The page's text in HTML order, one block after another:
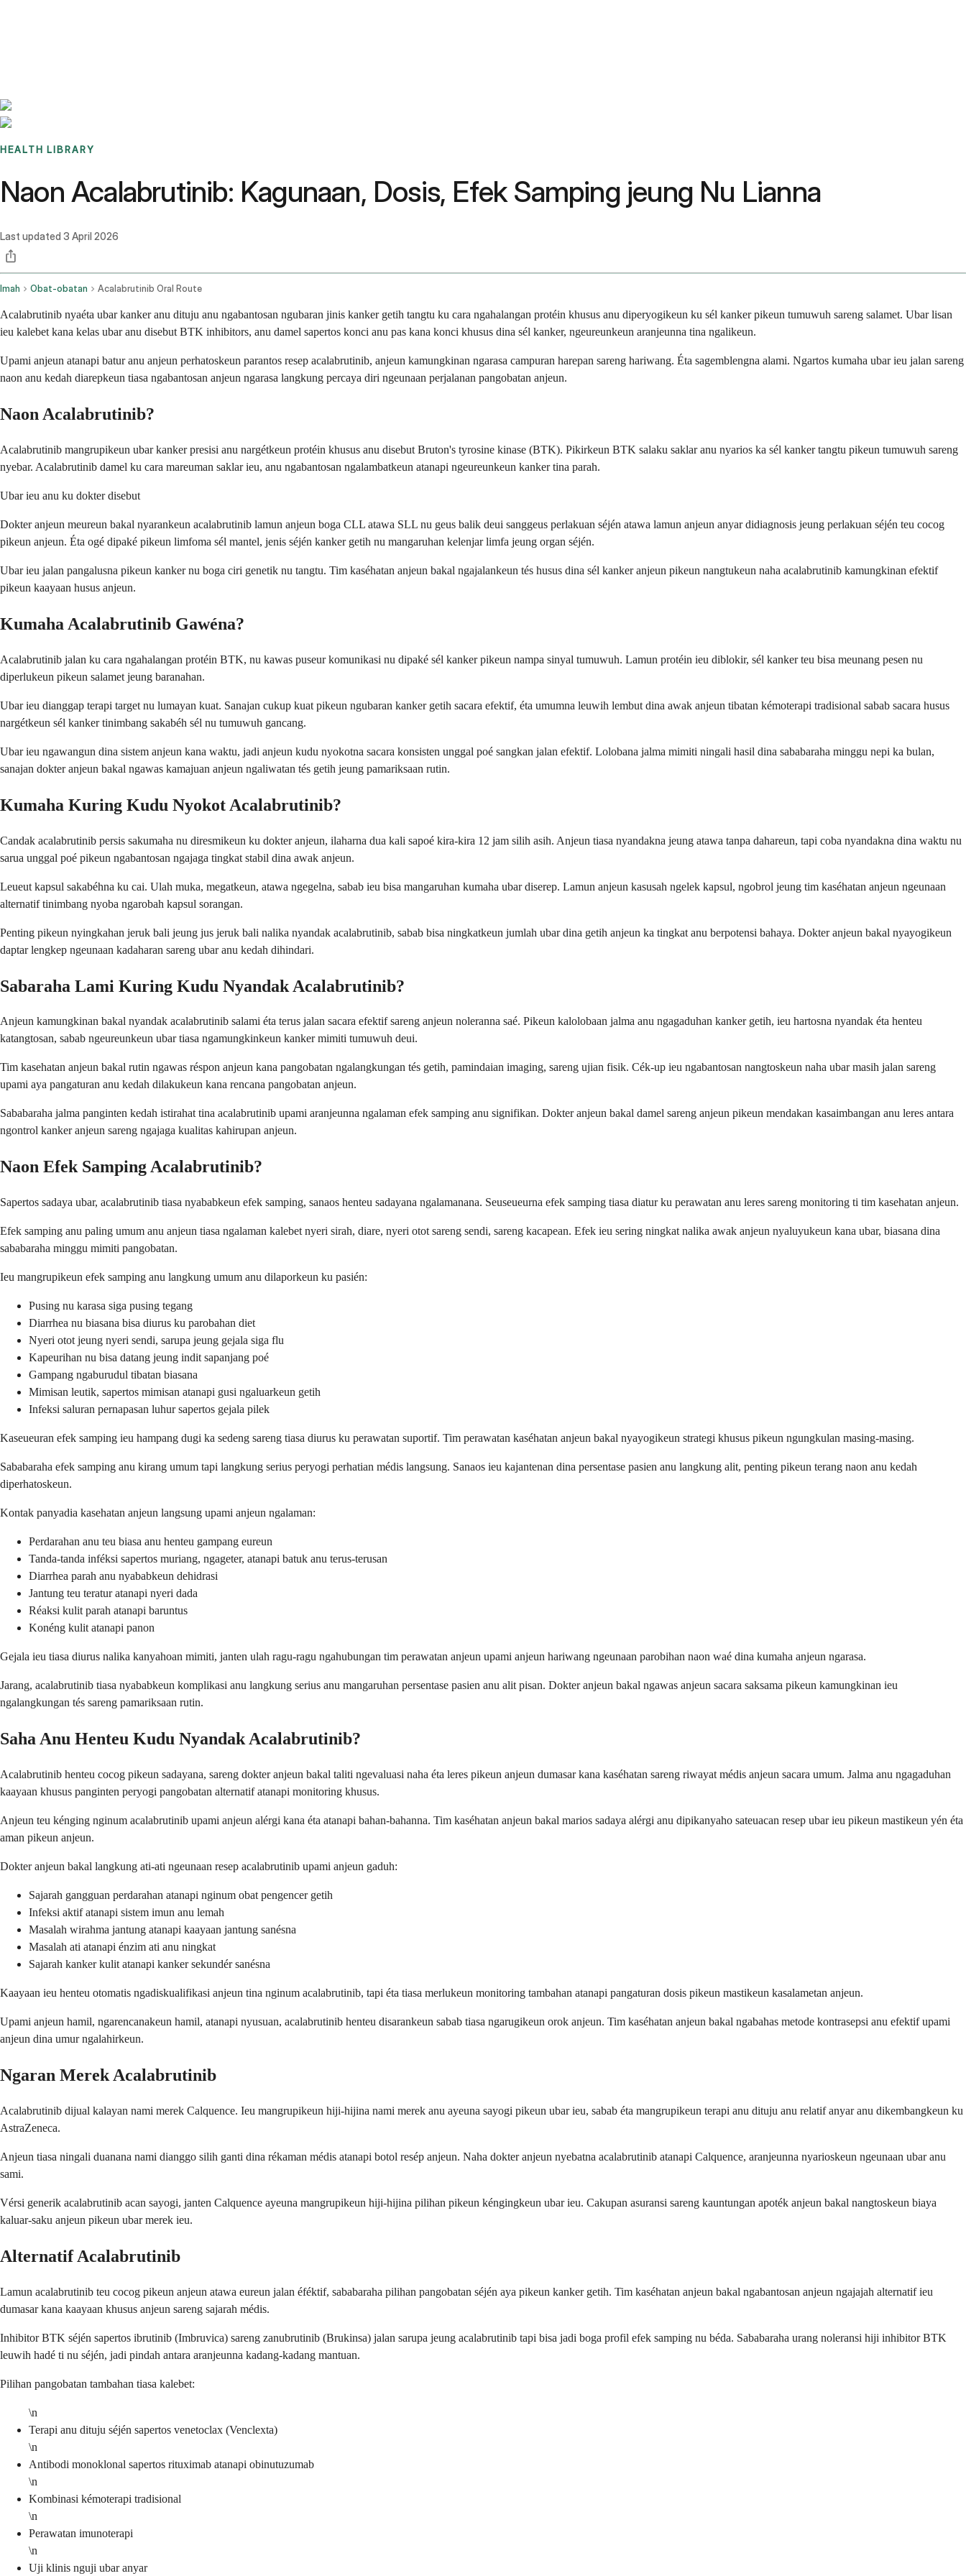
HEALTH LIBRARY
Naon Acalabrutinib: Kagunaan, Dosis, Efek Samping jeung Nu Lianna
Last updated 3 April 2026
Imah Obat-obatan Acalabrutinib Oral Route
Acalabrutinib nyaéta ubar kanker anu dituju anu ngabantosan ngubaran jinis kanker getih tangtu ku cara ngahalangan protéin khusus anu diperyogikeun ku sél kanker pikeun tumuwuh sareng salamet. Ubar lisan
ieu kalebet kana kelas ubar anu disebut BTK inhibitors, anu damel sapertos konci anu pas kana konci khusus dina sél kanker, ngeureunkeun aranjeunna tina ngalikeun.
Upami anjeun atanapi batur anu anjeun perhatoskeun parantos resep acalabrutinib, anjeun kamungkinan ngarasa campuran harepan sareng hariwang. Éta sagemblengna alami. Ngartos kumaha ubar ieu jalan sareng
naon anu kedah diarepkeun tiasa ngabantosan anjeun ngarasa langkung percaya diri ngeunaan perjalanan pangobatan anjeun.
Naon Acalabrutinib?
Acalabrutinib mangrupikeun ubar kanker presisi anu nargétkeun protéin khusus anu disebut Bruton's tyrosine kinase (BTK). Pikirkeun BTK salaku saklar anu nyarios ka sél kanker tangtu pikeun tumuwuh sareng
nyebar. Acalabrutinib damel ku cara mareuman saklar ieu, anu ngabantosan ngalambatkeun atanapi ngeureunkeun kanker tina parah.
Ubar ieu anu ku dokter disebut
Dokter anjeun meureun bakal nyarankeun acalabrutinib lamun anjeun boga CLL atawa SLL nu geus balik deui sanggeus perlakuan séjén atawa lamun anjeun anyar didiagnosis jeung perlakuan séjén teu cocog
pikeun anjeun. Éta ogé dipaké pikeun limfoma sél mantel, jenis séjén kanker getih nu mangaruhan kelenjar limfa jeung organ séjén.
Ubar ieu jalan pangalusna pikeun kanker nu boga ciri genetik nu tangtu. Tim kaséhatan anjeun bakal ngajalankeun tés husus dina sél kanker anjeun pikeun nangtukeun naha acalabrutinib kamungkinan efektif
pikeun kaayaan husus anjeun.
Kumaha Acalabrutinib Gawéna?
Acalabrutinib jalan ku cara ngahalangan protéin BTK, nu kawas puseur komunikasi nu dipaké sél kanker pikeun nampa sinyal tumuwuh. Lamun protéin ieu diblokir, sél kanker teu bisa meunang pesen nu
diperlukeun pikeun salamet jeung baranahan.
Ubar ieu dianggap terapi target nu lumayan kuat. Sanajan cukup kuat pikeun ngubaran kanker getih sacara efektif, éta umumna leuwih lembut dina awak anjeun tibatan kémoterapi tradisional sabab sacara husus
nargétkeun sél kanker tinimbang sakabéh sél nu tumuwuh gancang.
Ubar ieu ngawangun dina sistem anjeun kana waktu, jadi anjeun kudu nyokotna sacara konsisten unggal poé sangkan jalan efektif. Lolobana jalma mimiti ningali hasil dina sababaraha minggu nepi ka bulan,
sanajan dokter anjeun bakal ngawas kamajuan anjeun ngaliwatan tés getih jeung pamariksaan rutin.
Kumaha Kuring Kudu Nyokot Acalabrutinib?
Candak acalabrutinib persis sakumaha nu diresmikeun ku dokter anjeun, ilaharna dua kali sapoé kira-kira 12 jam silih asih. Anjeun tiasa nyandakna jeung atawa tanpa dahareun, tapi coba nyandakna dina waktu nu
sarua unggal poé pikeun ngabantosan ngajaga tingkat stabil dina awak anjeun.
Leueut kapsul sakabéhna ku cai. Ulah muka, megatkeun, atawa ngegelna, sabab ieu bisa mangaruhan kumaha ubar diserep. Lamun anjeun kasusah ngelek kapsul, ngobrol jeung tim kaséhatan anjeun ngeunaan
alternatif tinimbang nyoba ngarobah kapsul sorangan.
Penting pikeun nyingkahan jeruk bali jeung jus jeruk bali nalika nyandak acalabrutinib, sabab bisa ningkatkeun jumlah ubar dina getih anjeun ka tingkat anu berpotensi bahaya. Dokter anjeun bakal nyayogikeun
daptar lengkep ngeunaan kadaharan sareng ubar anu kedah dihindari.
Sabaraha Lami Kuring Kudu Nyandak Acalabrutinib?
Anjeun kamungkinan bakal nyandak acalabrutinib salami éta terus jalan sacara efektif sareng anjeun noleranna saé. Pikeun kalolobaan jalma anu ngagaduhan kanker getih, ieu hartosna nyandak éta henteu
katangtosan, sabab ngeureunkeun ubar tiasa ngamungkinkeun kanker mimiti tumuwuh deui.
Tim kasehatan anjeun bakal rutin ngawas réspon anjeun kana pangobatan ngalangkungan tés getih, pamindaian imaging, sareng ujian fisik. Cék-up ieu ngabantosan nangtoskeun naha ubar masih jalan sareng
upami aya pangaturan anu kedah dilakukeun kana rencana pangobatan anjeun.
Sababaraha jalma panginten kedah istirahat tina acalabrutinib upami aranjeunna ngalaman efek samping anu signifikan. Dokter anjeun bakal damel sareng anjeun pikeun mendakan kasaimbangan anu leres antara
ngontrol kanker anjeun sareng ngajaga kualitas kahirupan anjeun.
Naon Efek Samping Acalabrutinib?
Sapertos sadaya ubar, acalabrutinib tiasa nyababkeun efek samping, sanaos henteu sadayana ngalamanana. Seuseueurna efek samping tiasa diatur ku perawatan anu leres sareng monitoring ti tim kasehatan anjeun.
Efek samping anu paling umum anu anjeun tiasa ngalaman kalebet nyeri sirah, diare, nyeri otot sareng sendi, sareng kacapean. Efek ieu sering ningkat nalika awak anjeun nyaluyukeun kana ubar, biasana dina
sababaraha minggu mimiti pangobatan.
Ieu mangrupikeun efek samping anu langkung umum anu dilaporkeun ku pasién:
Pusing nu karasa siga pusing tegang
Diarrhea nu biasana bisa diurus ku parobahan diet
Nyeri otot jeung nyeri sendi, sarupa jeung gejala siga flu
Kapeurihan nu bisa datang jeung indit sapanjang poé
Gampang ngaburudul tibatan biasana
Mimisan leutik, sapertos mimisan atanapi gusi ngaluarkeun getih
Infeksi saluran pernapasan luhur sapertos gejala pilek
Kaseueuran efek samping ieu hampang dugi ka sedeng sareng tiasa diurus ku perawatan suportif. Tim perawatan kaséhatan anjeun bakal nyayogikeun strategi khusus pikeun ngungkulan masing-masing.
Sababaraha efek samping anu kirang umum tapi langkung serius peryogi perhatian médis langsung. Sanaos ieu kajantenan dina persentase pasien anu langkung alit, penting pikeun terang naon anu kedah
diperhatoskeun.
Kontak panyadia kasehatan anjeun langsung upami anjeun ngalaman:
Perdarahan anu teu biasa anu henteu gampang eureun
Tanda-tanda inféksi sapertos muriang, ngageter, atanapi batuk anu terus-terusan
Diarrhea parah anu nyababkeun dehidrasi
Jantung teu teratur atanapi nyeri dada
Réaksi kulit parah atanapi baruntus
Konéng kulit atanapi panon
Gejala ieu tiasa diurus nalika kanyahoan mimiti, janten ulah ragu-ragu ngahubungan tim perawatan anjeun upami anjeun hariwang ngeunaan parobihan naon waé dina kumaha anjeun ngarasa.
Jarang, acalabrutinib tiasa nyababkeun komplikasi anu langkung serius anu mangaruhan persentase pasien anu alit pisan. Dokter anjeun bakal ngawas anjeun sacara saksama pikeun kamungkinan ieu
ngalangkungan tés sareng pamariksaan rutin.
Saha Anu Henteu Kudu Nyandak Acalabrutinib?
Acalabrutinib henteu cocog pikeun sadayana, sareng dokter anjeun bakal taliti ngevaluasi naha éta leres pikeun anjeun dumasar kana kaséhatan sareng riwayat médis anjeun sacara umum. Jalma anu ngagaduhan
kaayaan khusus panginten peryogi pangobatan alternatif atanapi monitoring khusus.
Anjeun teu kénging nginum acalabrutinib upami anjeun alérgi kana éta atanapi bahan-bahanna. Tim kaséhatan anjeun bakal marios sadaya alérgi anu dipikanyaho sateuacan resep ubar ieu pikeun mastikeun yén éta
aman pikeun anjeun.
Dokter anjeun bakal langkung ati-ati ngeunaan resep acalabrutinib upami anjeun gaduh:
Sajarah gangguan perdarahan atanapi nginum obat pengencer getih
Infeksi aktif atanapi sistem imun anu lemah
Masalah wirahma jantung atanapi kaayaan jantung sanésna
Masalah ati atanapi énzim ati anu ningkat
Sajarah kanker kulit atanapi kanker sekundér sanésna
Kaayaan ieu henteu otomatis ngadiskualifikasi anjeun tina nginum acalabrutinib, tapi éta tiasa merlukeun monitoring tambahan atanapi pangaturan dosis pikeun mastikeun kasalametan anjeun.
Upami anjeun hamil, ngarencanakeun hamil, atanapi nyusuan, acalabrutinib henteu disarankeun sabab tiasa ngarugikeun orok anjeun. Tim kaséhatan anjeun bakal ngabahas metode kontrasepsi anu efektif upami
anjeun dina umur ngalahirkeun.
Ngaran Merek Acalabrutinib
Acalabrutinib dijual kalayan nami merek Calquence. Ieu mangrupikeun hiji-hijina nami merek anu ayeuna sayogi pikeun ubar ieu, sabab éta mangrupikeun terapi anu dituju anu relatif anyar anu dikembangkeun ku
AstraZeneca.
Anjeun tiasa ningali duanana nami dianggo silih ganti dina rékaman médis atanapi botol resép anjeun. Naha dokter anjeun nyebatna acalabrutinib atanapi Calquence, aranjeunna nyarioskeun ngeunaan ubar anu
sami.
Vérsi generik acalabrutinib acan sayogi, janten Calquence ayeuna mangrupikeun hiji-hijina pilihan pikeun kéngingkeun ubar ieu. Cakupan asuransi sareng kauntungan apoték anjeun bakal nangtoskeun biaya
kaluar-saku anjeun pikeun ubar merek ieu.
Alternatif Acalabrutinib
Lamun acalabrutinib teu cocog pikeun anjeun atawa eureun jalan éféktif, sababaraha pilihan pangobatan séjén aya pikeun kanker getih. Tim kaséhatan anjeun bakal ngabantosan anjeun ngajajah alternatif ieu
dumasar kana kaayaan khusus anjeun sareng sajarah médis.
Inhibitor BTK séjén sapertos ibrutinib (Imbruvica) sareng zanubrutinib (Brukinsa) jalan sarupa jeung acalabrutinib tapi bisa jadi boga profil efek samping nu béda. Sababaraha urang noleransi hiji inhibitor BTK
leuwih hadé ti nu séjén, jadi pindah antara aranjeunna kadang-kadang mantuan.
Pilihan pangobatan tambahan tiasa kalebet:
\n
Terapi anu dituju séjén sapertos venetoclax (Venclexta)
\n
Antibodi monoklonal sapertos rituximab atanapi obinutuzumab
\n
Kombinasi kémoterapi tradisional
\n
Perawatan imunoterapi
\n
Uji klinis nguji ubar anyar